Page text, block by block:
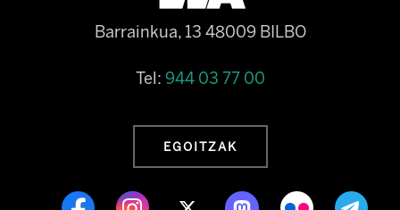
Barrainkua, 13 48009 BILBO
Tel: 944 03 77 00
EGOITZAK